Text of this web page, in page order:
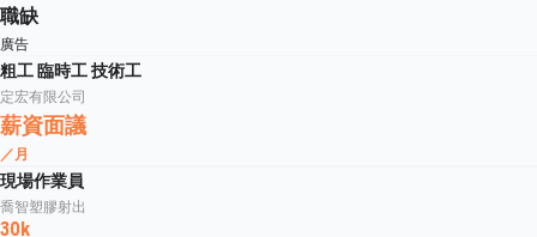
職缺
廣告
粗工 臨時工 技術工
定宏有限公司
薪資面議
／月
現場作業員
喬智塑膠射出
30k